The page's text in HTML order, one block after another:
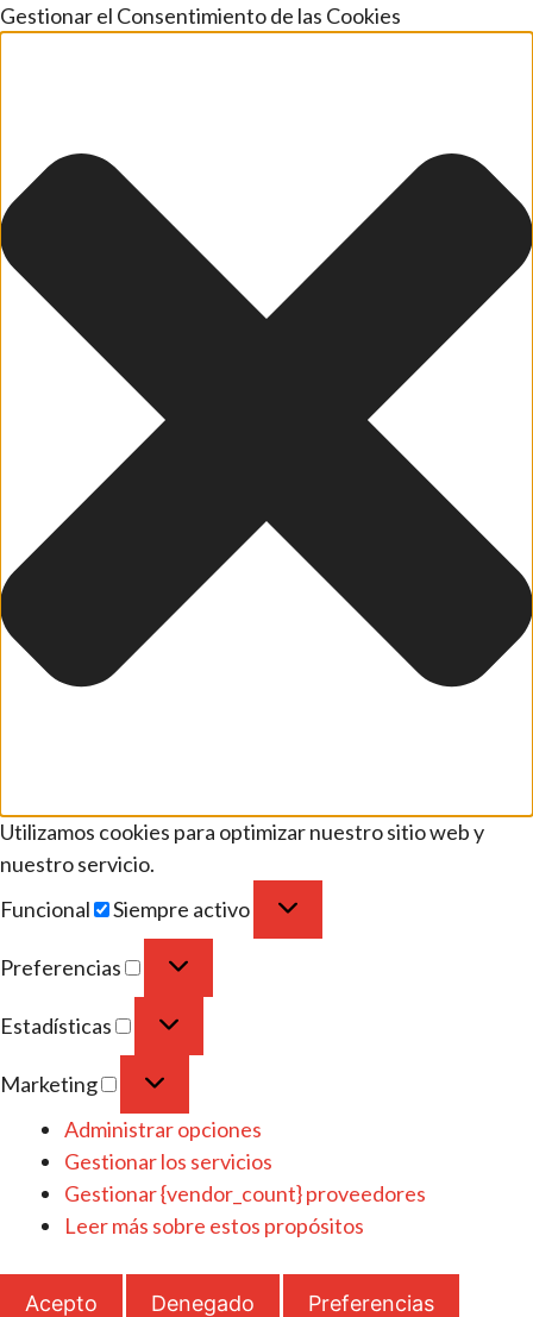
Gestionar el Consentimiento de las Cookies
Utilizamos cookies para optimizar nuestro sitio web y
nuestro servicio.
Funcional
Siempre activo
Preferencias
Estadísticas
Marketing
Administrar opciones
Gestionar los servicios
Gestionar {vendor_count} proveedores
Leer más sobre estos propósitos
Acepto Denegado Preferencias